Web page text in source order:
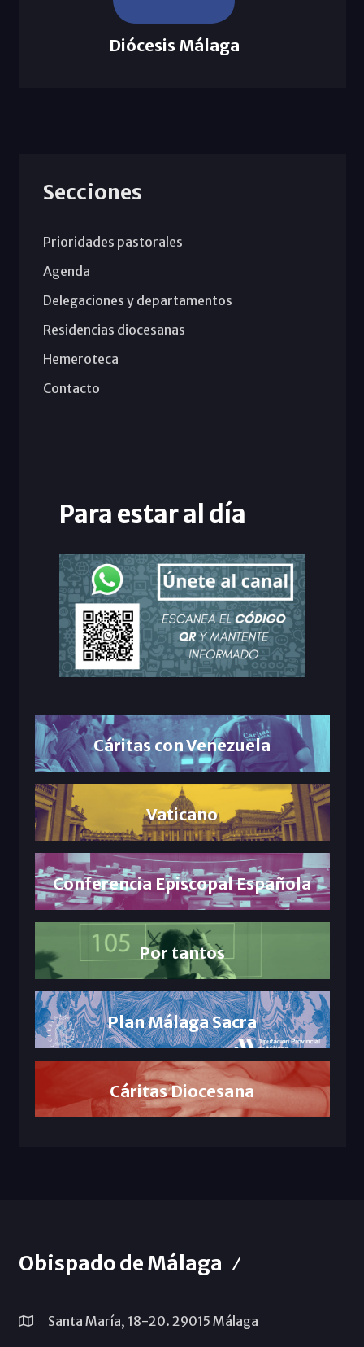
Diócesis Málaga
Secciones
Prioridades pastorales
Agenda
Delegaciones y departamentos
Residencias diocesanas
Hemeroteca
Contacto
Para estar al día
Cáritas con Venezuela
Vaticano
Conferencia Episcopal Española
Por tantos
Plan Málaga Sacra
Cáritas Diocesana
Obispado de Málaga
Santa María, 18-20. 29015 Málaga